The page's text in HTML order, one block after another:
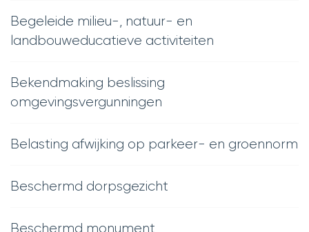
Begeleide milieu-, natuur- en
landbouweducatieve activiteiten
Bekendmaking beslissing
omgevingsvergunningen
Belasting afwijking op parkeer- en groennorm
Beschermd dorpsgezicht
Beschermd monument